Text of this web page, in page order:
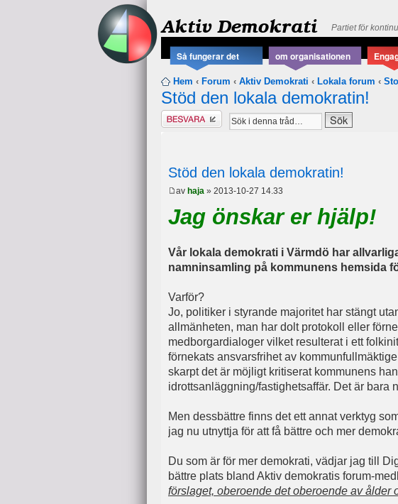
Aktiv Demokrati Partiet för
Så fungerar det om organisationen
Hem ‹ Forum ‹ Aktiv Demokrati ‹ Lokala forum ‹
Stöd den lokala demokratin!
Besvara
Stöd den lokala demokratin!
av haja » 2013-10-27 14.33
Jag önskar er hjälp!
Vår lokala demokrati i Värmdö har
namninsamling på kommunens hemsida
Varför?
Jo, politiker i styrande majoritet har stängt
allmänheten, man har dolt protokoll eller
medborgardialoger vilket resulterat i ett
förnekats ansvarsfrihet av
skarpt det är möjligt kritiserat kommunens
idrottsanläggning/fastighetsaffär. Det är bara
Men dessbättre finns det ett annat verktyg
jag nu utnyttja för att få bättre och mer
Du som är för mer demokrati, vädjar jag till
bättre plats bland Aktiv demokratis forum-
förslaget, oberoende det oberoende av ålder